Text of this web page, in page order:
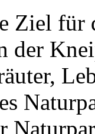
Ziel
der